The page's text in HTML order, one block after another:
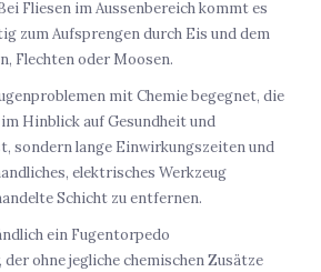
Fliesen im Aussenbereich kommt es
zum Aufsprengen durch Eis und dem
Flechten oder Moosen.
mit Chemie begegnet, die
Hinblick auf Gesundheit und
sondern lange Einwirkungszeiten und
elektrisches Werkzeug
Schicht zu entfernen.
ein Fugentorpedo
ohne jegliche chemischen Zusätze